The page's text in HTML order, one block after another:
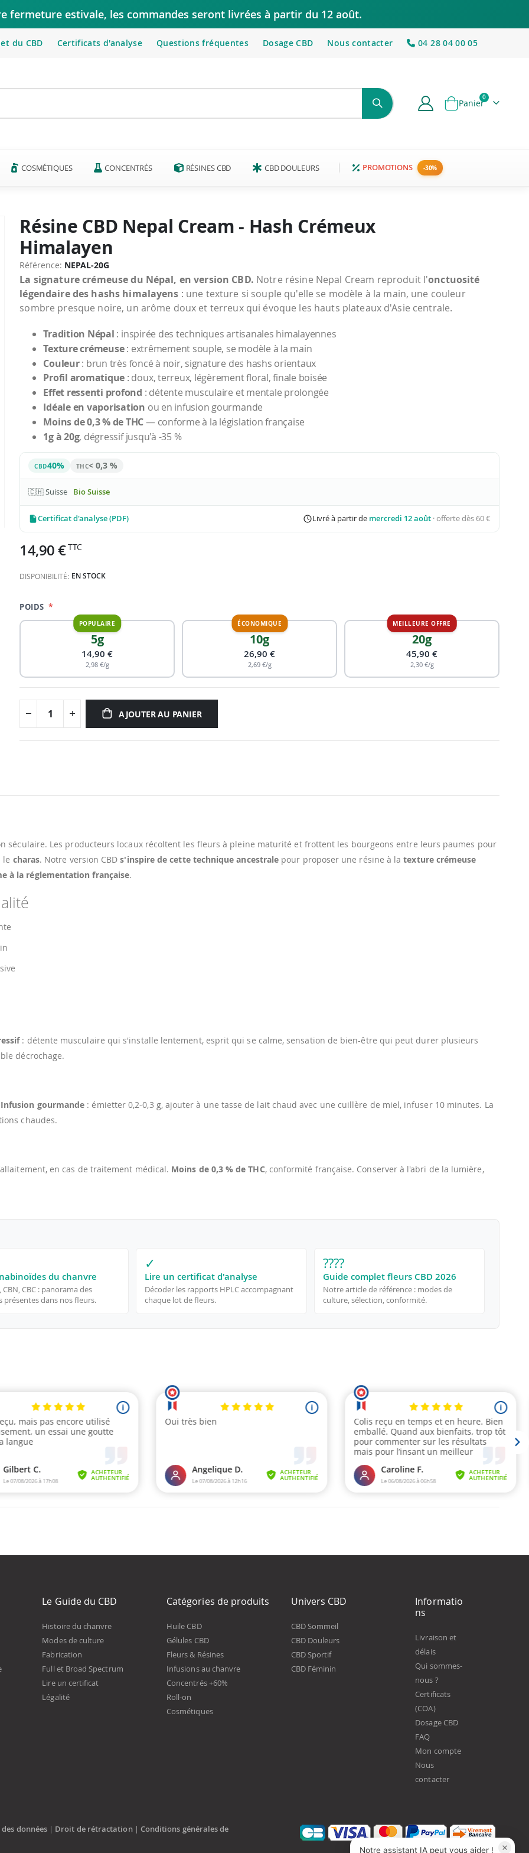
fermeture estivale, les commandes seront livrées à partir du 12 août.
du CBD Certificats d'analyse Questions fréquentes Dosage CBD Nous contacter 04 28 04 00 05
Panier
0articles
COSMÉTIQUES CONCENTRÉS RÉSINES CBD CBD DOULEURS PROMOTIONS
Résine CBD Nepal Cream - Hash Crémeux
Himalayen
Référence NEPAL-20G
La signature crémeuse du Népal, en version CBD. Notre résine Nepal Cream reproduit l'onctuosité
légendaire des hashs himalayens : une texture si souple qu'elle se modèle à la main, une couleur
sombre presque noire, un arôme doux et terreux qui évoque les hauts plateaux d'Asie centrale.
Tradition Népal : inspirée des techniques artisanales himalayennes
Texture crémeuse: extrêmement souple, se modèle à la main
Couleur: brun très foncé à noir, signature des hashs orientaux
Profil aromatique : doux, terreux, légèrement floral, finale boisée
Effet ressenti profond : détente musculaire et mentale prolongée
Idéale en vaporisation ou en infusion gourmande
Moins de 0,3 % de THC— conforme à la législation française
1g à 20g, dégressif jusqu'à -35 %
CBD40% THC< 0,3 %
🇨🇭 Suisse Bio Suisse
Certificat d'analyse (PDF) Livré à partir de mercredi 12 août · offerte dès 60 €
14,90 €
DISPONIBILITÉ: EN STOCK
POIDS
5g
14,90 €
2,98 €/g
10g
26,90 €
2,69 €/g
20g
45,90 €
2,30 €/g
AJOUTER AU PANIER
séculaire. Les producteurs locaux récoltent les fleurs à pleine maturité et frottent les bourgeons entre leurs paumes pour
le charas. Notre version CBDs'inspire de cette technique ancestrale pour proposer une résine à latexture crémeuse
à la réglementation française.
: détente musculaire qui s'installe lentement, esprit qui se calme, sensation de bien-être qui peut durer plusieurs
décrochage.
Infusion gourmande : émietter 0,2-0,3 g, ajouter à une tasse de lait chaud avec une cuillère de miel, infuser 10 minutes. La
chaudes.
en cas de traitement médical. Moins de 0,3 % de THC, conformité française. Conserver à l'abri de la lumière,
du chanvre
CBN, CBC : panorama des
présentes dans nos fleurs.
✓
Lire un certificat d'analyse
Décoder les rapports HPLC accompagnant
chaque lot de fleurs.
????
Guide complet fleurs CBD 2026
Notre article de référence : modes de
culture, sélection, conformité.
Le Guide du CBD
Histoire du chanvre
Modes de culture
Fabrication
Full et Broad Spectrum
Lire un certificat
Légalité
Catégories de produits
Huile CBD
Gélules CBD
Fleurs & Résines
Infusions au chanvre
Concentrés +60%
Roll-on
Cosmétiques
Univers CBD
CBD Sommeil
CBD Douleurs
CBD Sportif
CBD Féminin
Informatio
ns
Livraison et
délais
Qui sommes-
nous ?
Certificats
(COA)
Dosage CBD
FAQ
Mon compte
Nous
contacter
données | Droit de rétractation| Conditions générales de
Notre assistant IA peut vous aider !